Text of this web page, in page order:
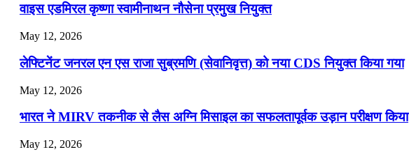
वाइस एडमिरल कृष्णा स्वामीनाथन नौसेना प्रमुख नियुक्त
May 12, 2026
लेफ्टिनेंट जनरल एन एस राजा सुब्रमणि (सेवानिवृत्त) को नया CDS नियुक्त किया गया
May 12, 2026
भारत ने MIRV तकनीक से लैस अग्नि मिसाइल का सफलतापूर्वक उड़ान परीक्षण किया
May 12, 2026